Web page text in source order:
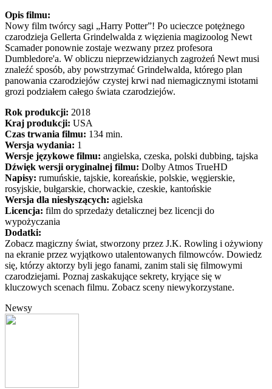
Opis filmu:
Nowy film twórcy sagi „Harry Potter”! Po ucieczce potężnego
czarodzieja Gellerta Grindelwalda z więzienia magizoolog Newt
Scamader ponownie zostaje wezwany przez profesora
Dumbledore'a. W obliczu nieprzewidzianych zagrożeń Newt musi
znaleźć sposób, aby powstrzymać Grindelwalda, którego plan
panowania czarodziejów czystej krwi nad niemagicznymi istotami
grozi podziałem całego świata czarodziejów.
Rok produkcji: 2018
Kraj produkcji: USA
Czas trwania filmu: 134 min.
Wersja wydania: 1
Wersje językowe filmu: angielska, czeska, polski dubbing, tajska
Dźwięk wersji oryginalnej filmu: Dolby Atmos TrueHD
Napisy: rumuńskie, tajskie, koreańskie, polskie, węgierskie,
rosyjskie, bułgarskie, chorwackie, czeskie, kantońskie
Wersja dla niesłyszących: agielska
Licencja: film do sprzedaży detalicznej bez licencji do
wypożyczania
Dodatki:
Zobacz magiczny świat, stworzony przez J.K. Rowling i ożywiony
na ekranie przez wyjątkowo utalentowanych filmowców. Dowiedz
się, którzy aktorzy byli jego fanami, zanim stali się filmowymi
czarodziejami. Poznaj zaskakujące sekrety, kryjące się w
kluczowych scenach filmu. Zobacz sceny niewykorzystane.
Newsy